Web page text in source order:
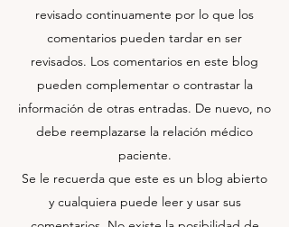
revisado continuamente por lo que los
comentarios pueden tardar en ser
revisados. Los comentarios en este blog
pueden complementar o contrastar la
información de otras entradas. De nuevo, no
debe reemplazarse la relación médico
paciente.
Se le recuerda que este es un blog abierto
y cualquiera puede leer y usar sus